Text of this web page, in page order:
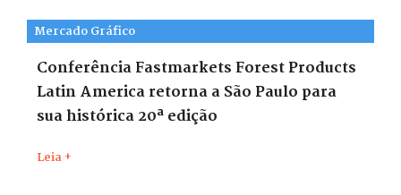
Mercado Gráfico
Conferência Fastmarkets Forest Products
Latin America retorna a São Paulo para
sua histórica 20ª edição
Leia +